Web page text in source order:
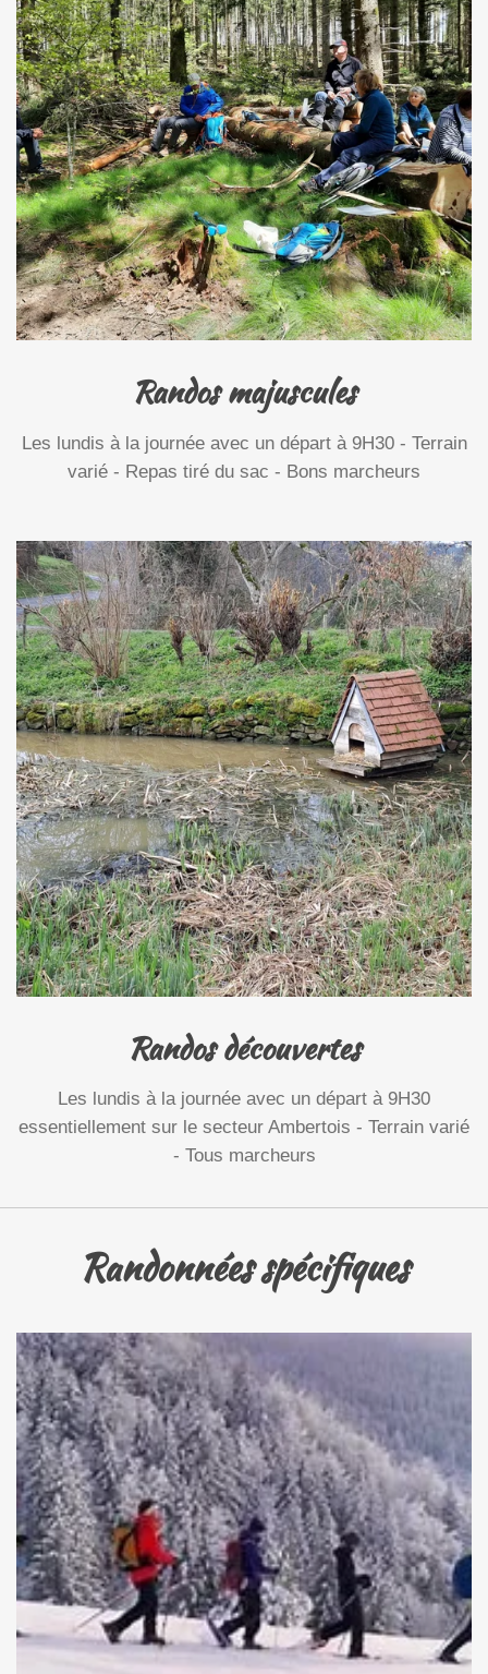
Randos majuscules
Les lundis à la journée avec un départ à 9H30 - Terrain
varié - Repas tiré du sac - Bons marcheurs
Randos découvertes
Les lundis à la journée avec un départ à 9H30
essentiellement sur le secteur Ambertois - Terrain varié
- Tous marcheurs
Randonnées spécifiques